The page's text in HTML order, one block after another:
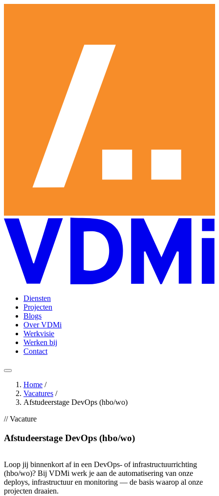
Diensten
Projecten
Blogs
Over VDMi
Werkvisie
Werken bij
Contact
Home /
Vacatures /
Afstudeerstage DevOps (hbo/wo)
// Vacature
Afstudeerstage DevOps (hbo/wo)
Loop jij binnenkort af in een DevOps- of infrastructuurrichting
(hbo/wo)? Bij VDMi werk je aan de automatisering van onze
deploys, infrastructuur en monitoring — de basis waarop al onze
projecten draaien.